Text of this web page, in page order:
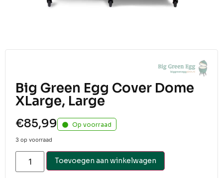
Big Green Egg Cover Dome
XLarge, Large
€85,99 Op voorraad
3 op voorraad
Toevoegen aan winkelwagen